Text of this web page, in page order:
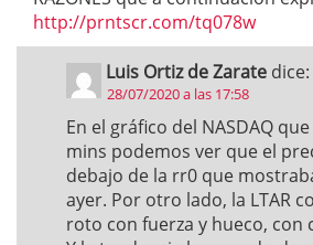
http://prntscr.com/tq078w
Luis Ortiz de Zarate dice:
28/07/2020 a las 17:58
En el gráfico del NASDAQ
mins podemos ver que el
debajo de la rr0 que
ayer. Por otro lado, la LTAR
roto con fuerza y hueco, con